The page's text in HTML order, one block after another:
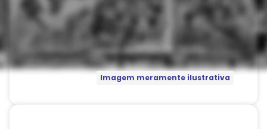
Imagem meramente ilustrativa